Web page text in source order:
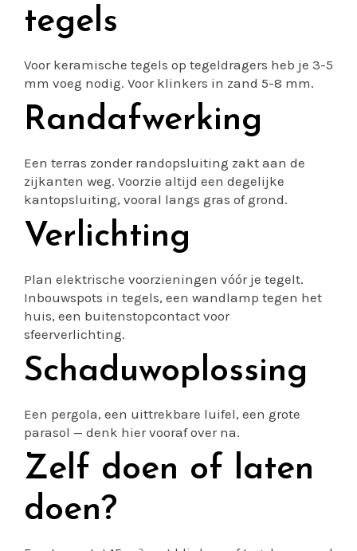
tegels
Voor keramische tegels op tegeldragers heb je 3-5
mm voeg nodig. Voor klinkers in zand 5-8 mm.
Randafwerking
Een terras zonder randopsluiting zakt aan de
zijkanten weg. Voorzie altijd een degelijke
kantopsluiting, vooral langs gras of grond.
Verlichting
Plan elektrische voorzieningen vóór je tegelt.
Inbouwspots in tegels, een wandlamp tegen het
huis, een buitenstopcontact voor
sfeerverlichting.
Schaduwoplossing
Een pergola, een uittrekbare luifel, een grote
parasol — denk hier vooraf over na.
Zelf doen of laten
doen?